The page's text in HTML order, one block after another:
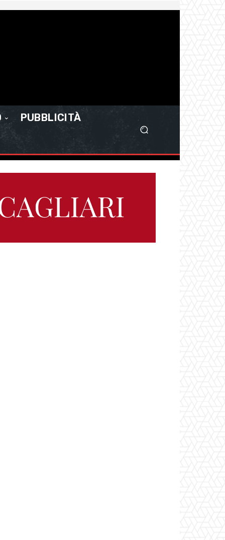
PUBBLICITÀ